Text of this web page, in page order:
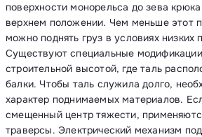
поверхности монорельса до зева
верхнем положении. Чем меньше этот
можно поднять груз в условиях низких
Существуют специальные
строительной высотой, где таль
балки. Чтобы таль служила долго,
характер поднимаемых материалов.
смещенный центр тяжести,
траверсы. Электрический механизм